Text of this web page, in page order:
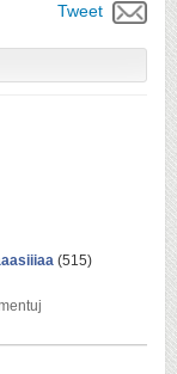
Tweet
(515)